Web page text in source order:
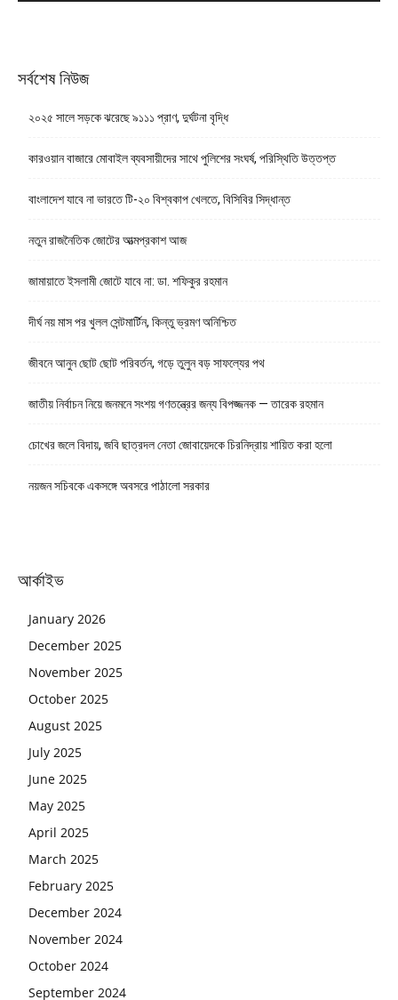
সর্বশেষ নিউজ
২০২৫ সালে সড়কে ঝরেছে ৯১১১ প্রাণ, দুর্ঘটনা বৃদ্ধি
কারওয়ান বাজারে মোবাইল ব্যবসায়ীদের সাথে পুলিশের সংঘর্ষ, পরিস্থিতি উত্তপ্ত
বাংলাদেশ যাবে না ভারতে টি-২০ বিশ্বকাপ খেলতে, বিসিবির সিদ্ধান্ত
নতুন রাজনৈতিক জোটের আত্মপ্রকাশ আজ
জামায়াতে ইসলামী জোটে যাবে না: ডা. শফিকুর রহমান
দীর্ঘ নয় মাস পর খুলল সেন্টমার্টিন, কিন্তু ভ্রমণ অনিশ্চিত
জীবনে আনুন ছোট ছোট পরিবর্তন, গড়ে তুলুন বড় সাফল্যের পথ
জাতীয় নির্বাচন নিয়ে জনমনে সংশয় গণতন্ত্রের জন্য বিপজ্জনক — তারেক রহমান
চোখের জলে বিদায়, জবি ছাত্রদল নেতা জোবায়েদকে চিরনিদ্রায় শায়িত করা হলো
নয়জন সচিবকে একসঙ্গে অবসরে পাঠালো সরকার
আর্কাইভ
January 2026
December 2025
November 2025
October 2025
August 2025
July 2025
June 2025
May 2025
April 2025
March 2025
February 2025
December 2024
November 2024
October 2024
September 2024